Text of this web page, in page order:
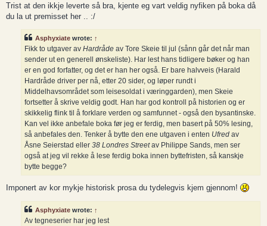
Trist at den ikkje leverte så bra, kjente eg vart veldig nyfiken på boka då
du la ut premisset her .. :/
Asphyxiate wrote: ↑
Fikk to utgaver av Hardråde av Tore Skeie til jul (sånn går det når man
sender ut en generell ønskeliste). Har lest hans tidligere bøker og han
er en god forfatter, og det er han her også. Er bare halvveis (Harald
Hardråde driver per nå, etter 20 sider, og løper rundt i
Middelhavsområdet som leisesoldat i væringgarden), men Skeie
fortsetter å skrive veldig godt. Han har god kontroll på historien og er
skikkelig flink til å forklare verden og samfunnet - også den bysantinske.
Kan vel ikke anbefale boka før jeg er ferdig, men basert på 50% lesing,
så anbefales den. Tenker å bytte den ene utgaven i enten Ufred av
Åsne Seierstad eller 38 Londres Streetav Philippe Sands, men ser
også at jeg vil rekke å lese ferdig boka innen byttefristen, så kanskje
bytte begge?
Imponert av kor mykje historisk prosa du tydelegvis kjem gjennom!
Asphyxiate wrote: ↑
Av tegneserier har jeg lest